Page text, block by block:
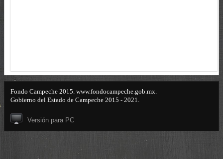
Fondo Campeche 2015. www.fondocampeche.gob.mx.
Gobierno del Estado de Campeche 2015 - 2021.
Versión para PC